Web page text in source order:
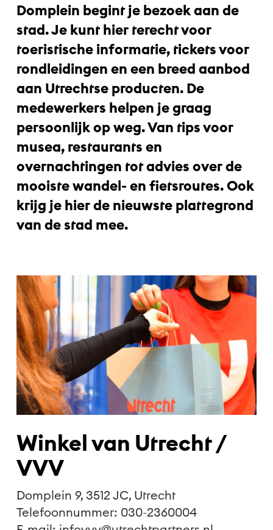
Domplein begint je bezoek aan de
stad. Je kunt hier terecht voor
toeristische informatie, tickets voor
rondleidingen en een breed aanbod
aan Utrechtse producten. De
medewerkers helpen je graag
persoonlijk op weg. Van tips voor
musea, restaurants en
overnachtingen tot advies over de
mooiste wandel- en fietsroutes. Ook
krijg je hier de nieuwste plattegrond
van de stad mee.
Winkel van Utrecht /
VVV
Domplein 9, 3512 JC, Utrecht
Telefoonnummer: 030-2360004